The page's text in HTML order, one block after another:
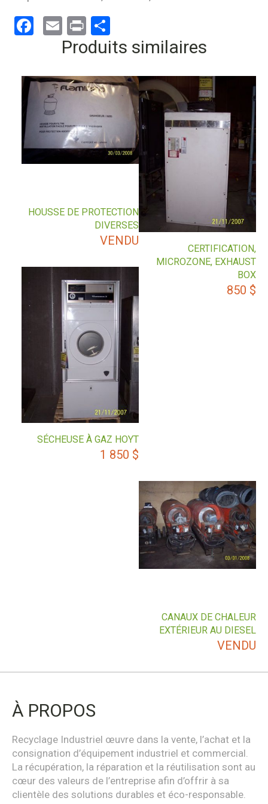
Facebook
Email
Print
Produits similaires
CERTIFICATION,
MICROZONE, EXHAUST
BOX
850 $
HOUSSE DE PROTECTION
DIVERSES
VENDU
SÉCHEUSE À GAZ HOYT
1 850 $
CANAUX DE CHALEUR
EXTÉRIEUR AU DIESEL
VENDU
À PROPOS
Recyclage Industriel œuvre dans la vente, l’achat et la
consignation d’équipement industriel et commercial.
La récupération, la réparation et la réutilisation sont au
cœur des valeurs de l’entreprise afin d’offrir à sa
clientèle des solutions durables et éco-responsable.